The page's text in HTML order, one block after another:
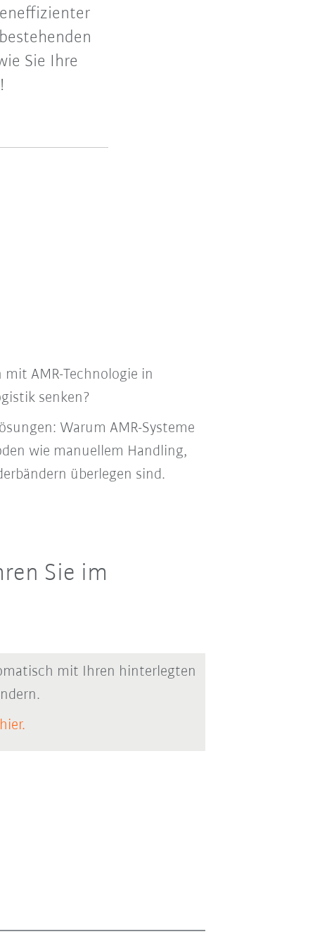
Sie Ihre
AMR-Technologie in
senken?
Warum AMR-Systeme
wie manuellem Handling,
überlegen sind.
Sie im
mit Ihren hinterlegten
hier.